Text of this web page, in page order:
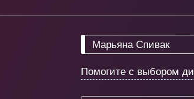
Марьяна Спивак
Помогите с выбором